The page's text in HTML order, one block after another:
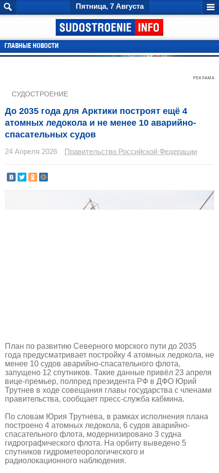
Пятница, 7 Августа
ГЛАВНЫЕ НОВОСТИ
РЕКЛАМА
СУДОСТРОЕНИЕ
До 2035 года для Арктики построят ещё 4
атомных ледокола и не менее 10 аварийно-
спасательных судов
24 Апреля 2026 Правительство Российской Федерации
План по развитию Северного морского пути до 2035
года предусматривает постройку 4 атомных ледокола, не
менее 10 судов аварийно-спасательного флота,
запущено 12 спутников. Такие данные привёл 23 апреля
вице-премьер, полпред президента РФ в ДФО Юрий
Трутнев в ходе совещания главы государства с членами
правительства, сообщает пресс-служба кабмина.
По словам Юрия Трутнева, в рамках исполнения плана
построено 4 атомных ледокола, 6 судов аварийно-
спасательного флота, модернизировано 3 судна
гидрографического флота. На орбиту выведено 5
спутников гидрометеорологического и
радиолокационного наблюдения.